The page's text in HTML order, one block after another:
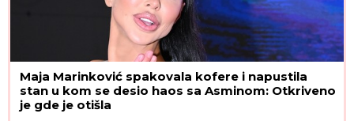
Maja Marinković spakovala kofere i napustila
stan u kom se desio haos sa Asminom: Otkriveno
je gde je otišla